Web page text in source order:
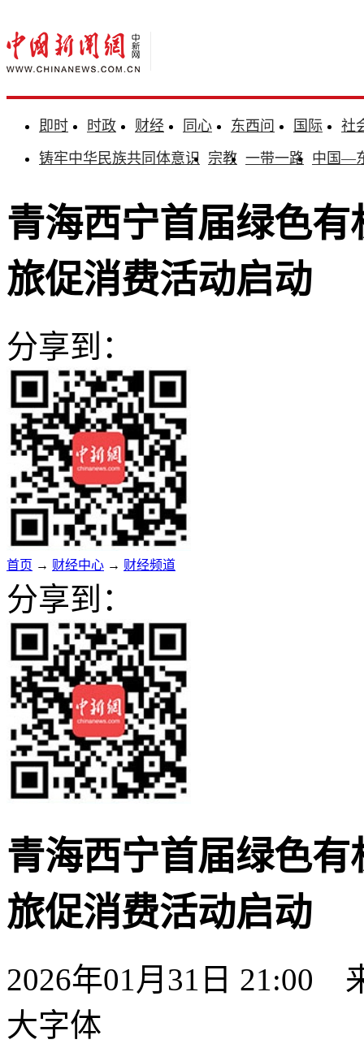
即时 时政 财经 同心 东西问 国际
社
铸牢中华民族共同体意识 宗教 一带一路 中国—
青海西宁首届绿色
旅促消费活动启动
分享到：
首页 → 财经中心 → 财经频道
分享到：
青海西宁首届绿色
旅促消费活动启动
2026年01月31日 21:00
大字体